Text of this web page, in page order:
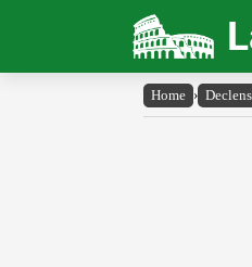
Home ›